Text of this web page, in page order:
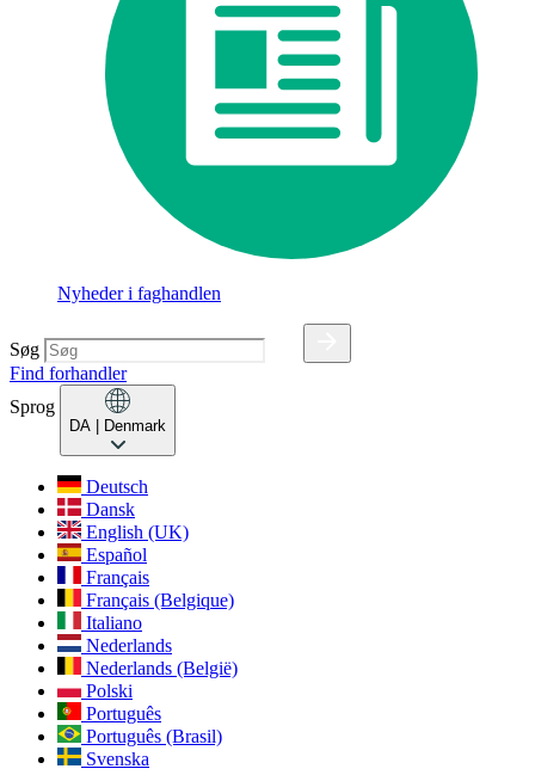
Nyheder i faghandlen
Søg
Find forhandler
Sprog
DA | Denmark
Deutsch
Dansk
English (UK)
Español
Français
Français (Belgique)
Italiano
Nederlands
Nederlands (België)
Polski
Português
Português (Brasil)
Svenska